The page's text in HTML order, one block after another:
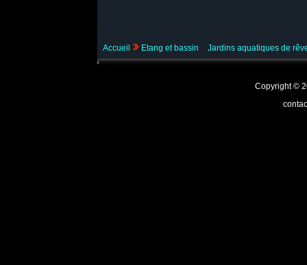
Accueil Etang et bassin Jardins aquatiques de
Copyright ©